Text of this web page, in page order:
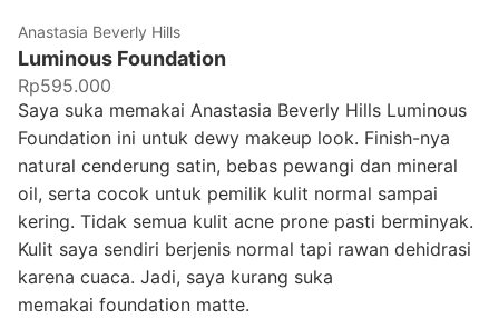
Anastasia Beverly Hills
Luminous Foundation
Rp595.000
Saya suka memakai Anastasia Beverly Hills Luminous
Foundation ini untuk dewy makeup look. Finish-nya
natural cenderung satin, bebas pewangi dan mineral
oil, serta cocok untuk pemilik kulit normal sampai
kering. Tidak semua kulit acne prone pasti berminyak.
Kulit saya sendiri berjenis normal tapi rawan dehidrasi
karena cuaca. Jadi, saya kurang suka
memakai foundation matte.